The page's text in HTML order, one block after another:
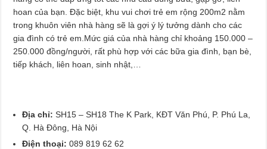
hoan của bạn. Đặc biệt, khu vui chơi trẻ em rộng 200m2 nằm
trong khuôn viên nhà hàng sẽ là gợi ý lý tưởng dành cho các
gia đình có trẻ em.Mức giá của nhà hàng chỉ khoảng 150.000 –
250.000 đồng/người, rất phù hợp với các bữa gia đình, bạn bè,
tiếp khách, liên hoan, sinh nhật,…
Địa chỉ:SH15 – SH18 The K Park, KĐT Văn Phú, P. Phú La,
Q. Hà Đông, Hà Nội
Điện thoại:089 819 62 62